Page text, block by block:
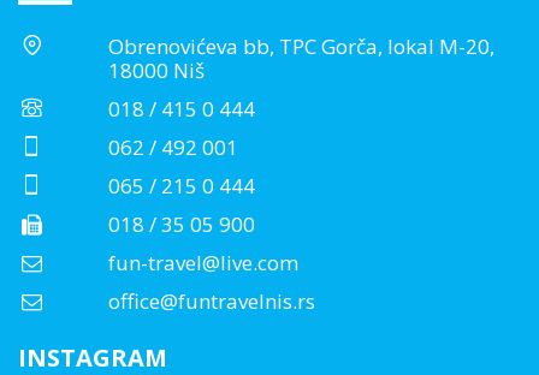
Obrenovićeva bb, TPC Gorča, lokal M-20,
18000 Niš
018 / 415 0 444
062 / 492 001
065 / 215 0 444
018 / 35 05 900
fun-travel@live.com
office@funtravelnis.rs
INSTAGRAM